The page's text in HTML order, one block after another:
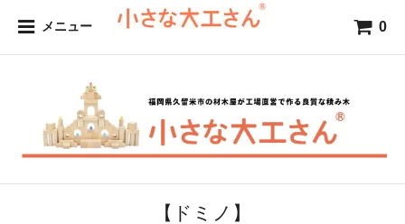
メニュー 0
【ドミノ】